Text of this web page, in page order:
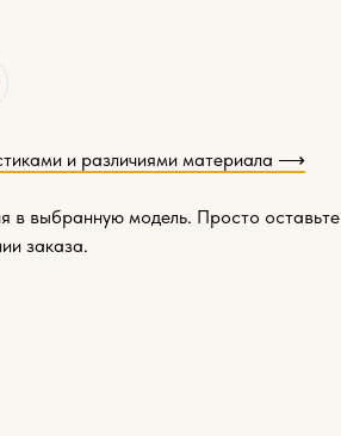
и различиями материала ⟶
в выбранную модель. Просто оставьте
заказа.